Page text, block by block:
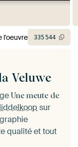
Veluwe
Une meute de
sur
qualité et tout
l'oeuvre 335544